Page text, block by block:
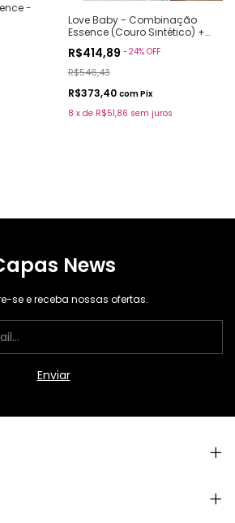
-
Love Baby - Combinação
Essence (Couro Sintético) +
R$414,89 -24% OFF
R$546,43
R$373,40 comPix
8 x de R$51,86 sem juros
News
se e receba nossas ofertas.